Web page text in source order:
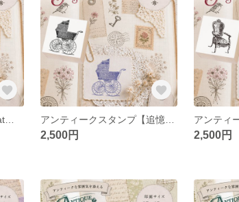
アンティークスタンプ【cat】（印面サイズ：40×40mm） アンティークスタンプ【追憶のベビーカー】（印面サイズ：40×40mm）
2,500円 2,500円